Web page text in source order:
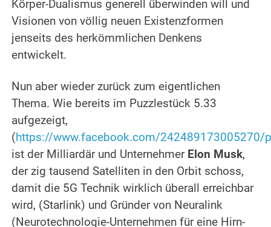
Körper-Dualismus generell überwinden will und
Visionen von völlig neuen Existenzformen
jenseits des herkömmlichen Denkens
entwickelt.
Nun aber wieder zurück zum eigentlichen
Thema.Wie bereits im Puzzlestück 5.33
aufgezeigt,
(https://www.facebook.com/
ist der Milliardär und UnternehmerElon Musk,
der zig tausend Satelliten in den Orbit schoss,
damit die 5G Technik wirklich überall erreichbar
wird, (Starlink) und Gründer von Neuralink
(Neurotechnologie-Unternehmen für eine Hirn-